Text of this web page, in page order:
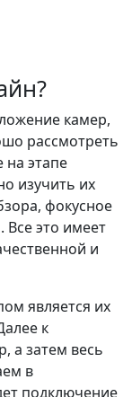
камер,
рассмотреть
этапе
изучить их
фокусное
это имеет
и
является их
к
а затем весь
в
подключение